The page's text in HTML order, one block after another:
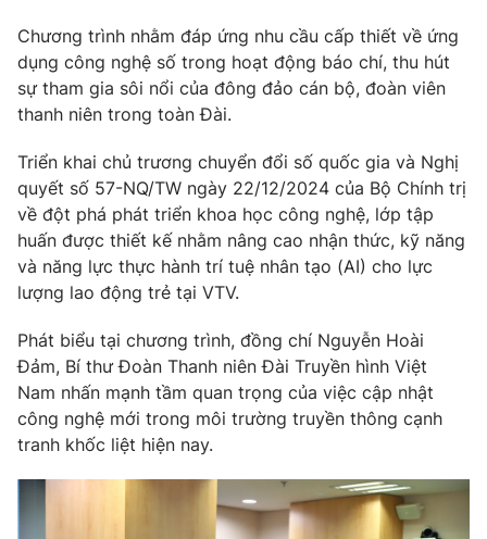
Thị trường
Tư vấn
Lịch phát sóng
Chuyên mục khác
Emagazine Podcast
Photo Infographic
Video Shorts video
VTV Money VTV Thể thao
VTV Sức khoẻ Bất động sản
Thị trường 24h Tấm lòng Việt
Chương trình nhằm đáp ứng nhu cầu cấp thiết về ứng
dụng công nghệ số trong hoạt động báo chí, thu hút
sự tham gia sôi nổi của đông đảo cán bộ, đoàn viên
thanh niên trong toàn Đài.
Triển khai chủ trương chuyển đổi số quốc gia và Nghị
quyết số 57-NQ/TW ngày 22/12/2024 của Bộ Chính trị
về đột phá phát triển khoa học công nghệ, lớp tập
huấn được thiết kế nhằm nâng cao nhận thức, kỹ năng
và năng lực thực hành trí tuệ nhân tạo (AI) cho lực
lượng lao động trẻ tại VTV.
Phát biểu tại chương trình, đồng chí Nguyễn Hoài
Đảm, Bí thư Đoàn Thanh niên Đài Truyền hình Việt
Nam nhấn mạnh tầm quan trọng của việc cập nhật
công nghệ mới trong môi trường truyền thông cạnh
tranh khốc liệt hiện nay.